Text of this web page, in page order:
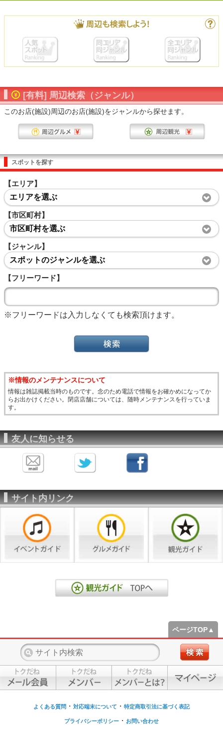
[有料] 周辺検索（ジャンル）
このお店(施設)周辺のお店(施設)をジャンルから探せます。
スポットを探す
【エリア】
エリアを選ぶ
【市区町村】
市区町村を選ぶ
【ジャンル】
スポットのジャンルを選ぶ
【フリーワード】
※フリーワードは入力しなくても検索頂けます。
※情報のメンテナンスについて
情報は雑誌掲載当時のものです。念のため電話で情報をお確かめになってか
らお出かけください。閉店店舗については、随時メンテナンスを行っていま
す。
友人に知らせる
サイト内リンク
ページTOP▲
よくある質問 ・ 対応端末について ・ 特定商取引法に基づく表記
プライバシーポリシー ・ お問い合わせ